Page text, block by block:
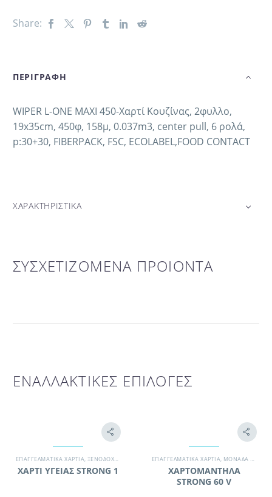
Share:
ΠΕΡΙΓΡΑΦΗ
WIPER L-ONE MAXI 450-Χαρτί Κουζίνας, 2φυλλο,
19x35cm, 450φ, 158μ, 0.037m3, center pull, 6 ρολά,
p:30+30, FIBERPACK, FSC, ECOLABEL,FOOD CONTACT
ΧΑΡΑΚΤΗΡΙΣΤΙΚΑ
ΣΥΣΧΕΤΙΖΟΜΕΝΑ ΠΡΟΙΟΝΤΑ
ΕΝΑΛΛΑΚΤΙΚΕΣ ΕΠΙΛΟΓΕΣ
ΕΠΑΓΓΕΛΜΑΤΙΚΆ ΧΑΡΤΙΆ, ΞΕΝΟΔΟΧΕΊΟ ΠΡΟΪΌΝΤΑ ΧΆΡΤΟΥ,ΣΥΝΕΡΓΕΊΟ ΚΑΘΑΡΙΣΜΟΎ,
ΧΑΡΤΙ ΥΓΕΙΑΣ STRONG 1
ΕΠΑΓΓΕΛΜΑΤΙΚΆ ΧΑΡΤΙΆ, ΜΟΝΆΔΑ ΥΓΕΊΑΣ
ΧΑΡΤΟΜΑΝΤΗΛΑ
STRONG 60 V